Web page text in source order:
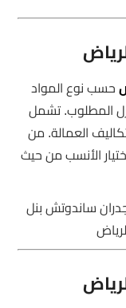
حسب نوع المواد
المطلوب. تشمل
العمالة. من
الأنسب من حيث
ساندوتش بنل